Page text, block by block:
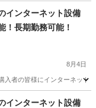
インターネット設備
！長期勤務可能！
8月4日
者の皆様にインターネッ
インターネット設備